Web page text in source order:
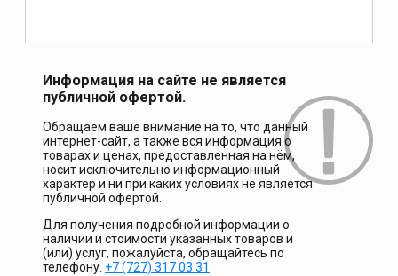
Информация на сайте не является
публичной офертой.
Обращаем ваше внимание на то, что данный
интернет-сайт, а также вся информация о
товарах и ценах, предоставленная на нём,
носит исключительно информационный
характер и ни при каких условиях не является
публичной офертой.
Для получения подробной информации о
наличии и стоимости указанных товаров и
(или) услуг, пожалуйста, обращайтесь по
телефону. +7 (727) 317 03 31